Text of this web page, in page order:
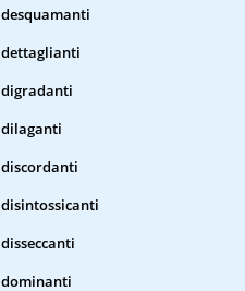
desquamanti
dettaglianti
digradanti
dilaganti
discordanti
disintossicanti
disseccanti
dominanti